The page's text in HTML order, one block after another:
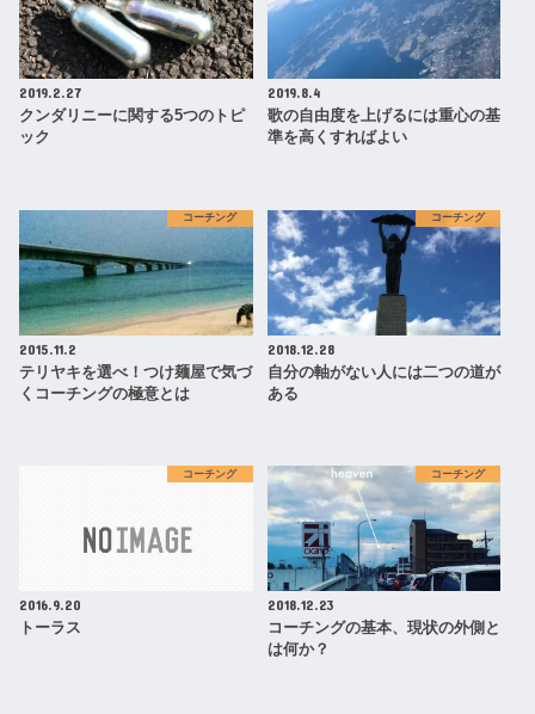
2019.2.27
クンダリニーに関する5つのトピ
ック
2019.8.4
歌の自由度を上げるには重心の基
準を高くすればよい
コーチング
2015.11.2
テリヤキを選べ！つけ麺屋で気づ
くコーチングの極意とは
コーチング
2018.12.28
自分の軸がない人には二つの道が
ある
コーチング
2016.9.20
トーラス
コーチング
2018.12.23
コーチングの基本、現状の外側と
は何か？